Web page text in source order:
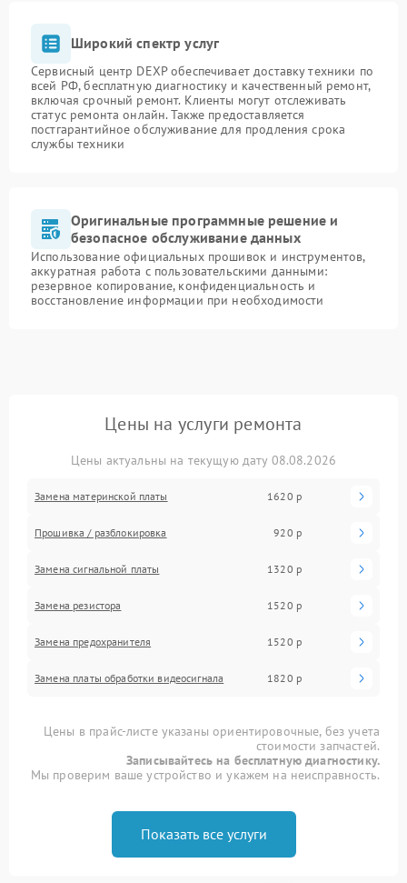
Широкий спектр услуг
Сервисный центр DEXP обеспечивает доставку техники по
всей РФ, бесплатную диагностику и качественный ремонт,
включая срочный ремонт. Клиенты могут отслеживать
статус ремонта онлайн. Также предоставляется
постгарантийное обслуживание для продления срока
службы техники
Оригинальные программные решение и
безопасное обслуживание данных
Использование официальных прошивок и инструментов,
аккуратная работа с пользовательскими данными:
резервное копирование, конфиденциальность и
восстановление информации при необходимости
Цены на услуги ремонта
Цены актуальны на текущую дату 08.08.2026
Замена материнской платы 1620 р
Прошивка / разблокировка 920 р
Замена сигнальной платы 1320 р
Замена резистора 1520 р
Замена предохранителя 1520 р
Замена платы обработки видеосигнала 1820 р
Цены в прайс-листе указаны ориентировочные, без учета
стоимости запчастей.
Записывайтесь на бесплатную диагностику.
Мы проверим ваше устройство и укажем на неисправность.
Показать все услуги